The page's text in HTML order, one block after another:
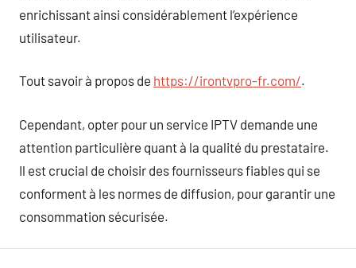
enrichissant ainsi considérablement l’expérience
utilisateur.
Tout savoir à propos de https://irontvpro-fr.com/.
Cependant, opter pour un service IPTV demande une
attention particulière quant à la qualité du prestataire.
Il est crucial de choisir des fournisseurs fiables qui se
conforment à les normes de diffusion, pour garantir une
consommation sécurisée.